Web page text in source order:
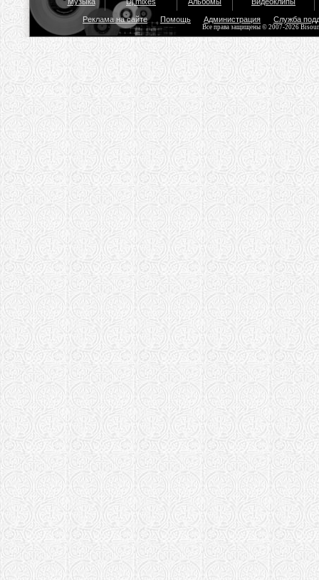
Реклама на сайте Помощь Администрация Служба
Все права защищены © 2007-2026